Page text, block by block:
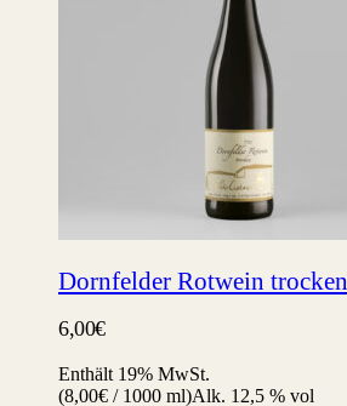
Dornfelder Rotwein trocken
6,00€
Enthält 19% MwSt.
(8,00€ / 1000 ml)Alk. 12,5 % vol